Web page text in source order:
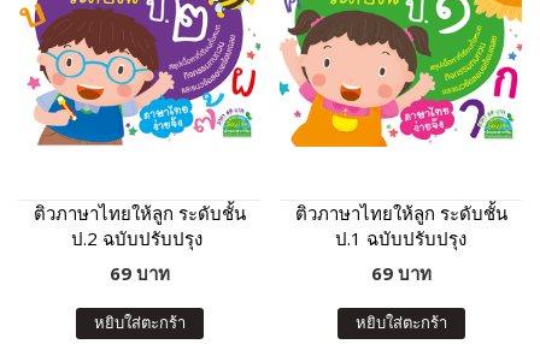
ติวภาษาไทยให้ลูก ระดับชั้น
ป.2 ฉบับปรับปรุง
69 บาท
หยิบใส่ตะกร้า
ติวภาษาไทยให้ลูก ระดับชั้น
ป.1 ฉบับปรับปรุง
69 บาท
หยิบใส่ตะกร้า